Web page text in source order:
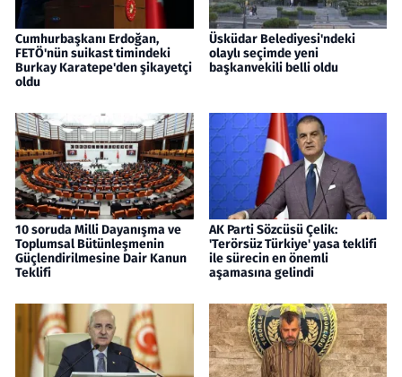
Cumhurbaşkanı Erdoğan,
FETÖ'nün suikast timindeki
Burkay Karatepe'den şikayetçi
oldu
Üsküdar Belediyesi'ndeki
olaylı seçimde yeni
başkanvekili belli oldu
10 soruda Milli Dayanışma ve
Toplumsal Bütünleşmenin
Güçlendirilmesine Dair Kanun
Teklifi
AK Parti Sözcüsü Çelik:
'Terörsüz Türkiye' yasa teklifi
ile sürecin en önemli
aşamasına gelindi